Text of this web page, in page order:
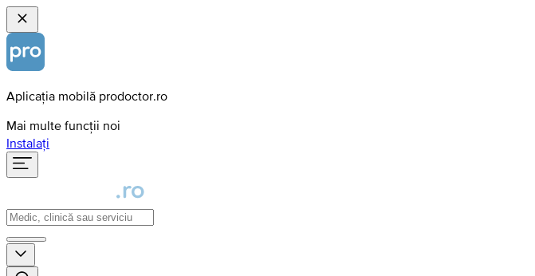
Aplicația mobilă prodoctor.ro
Mai multe funcții noi
Instalați